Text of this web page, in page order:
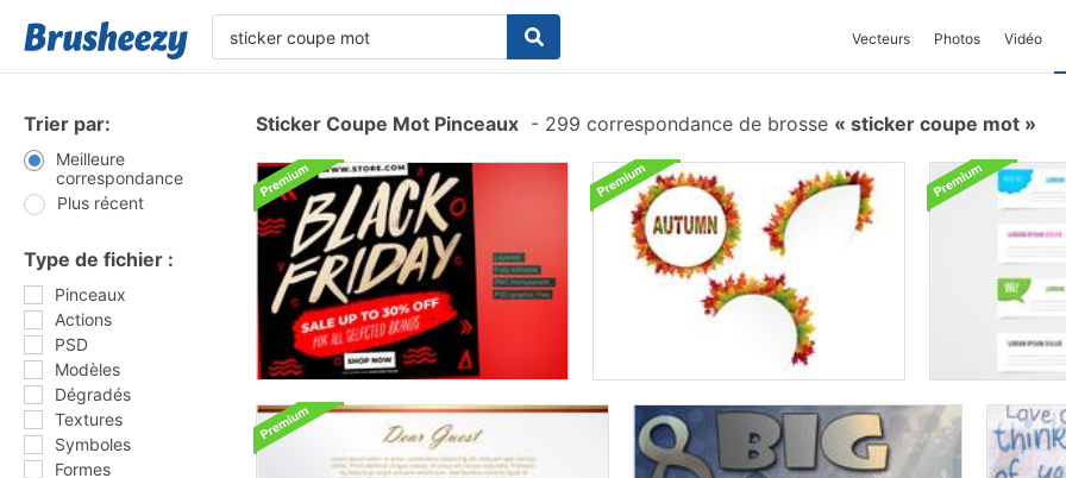
Vecteurs Photos Vidéo
Trier par:
Meilleure
correspondance
Plus récent
Type de fichier :
Pinceaux
Actions
PSD
Modèles
Dégradés
Textures
Symboles
Formes
Sticker Coupe Mot Pinceaux - 299 correspondance de brosse sticker coupe mot